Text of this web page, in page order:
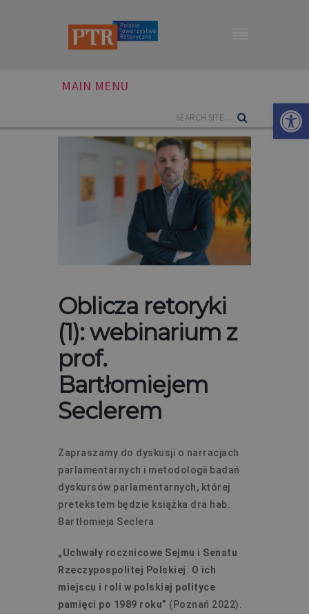
MAIN MENU
Oblicza retoryki
(1): webinarium z
prof.
Bartłomiejem
Seclerem
Zapraszamy do dyskusji o narracjach
parlamentarnych i metodologii badań
dyskursów parlamentarnych, której
pretekstem będzie książka dra hab.
Bartłomieja Seclera
„Uchwały rocznicowe Sejmu i Senatu
Rzeczypospolitej Polskiej. O ich
miejscu i roli w polskiej polityce
pamięci po 1989 roku” (Poznań 2022).